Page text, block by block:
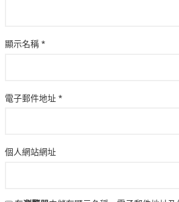
顯示名稱 *
電子郵件地址 *
個人網站網址